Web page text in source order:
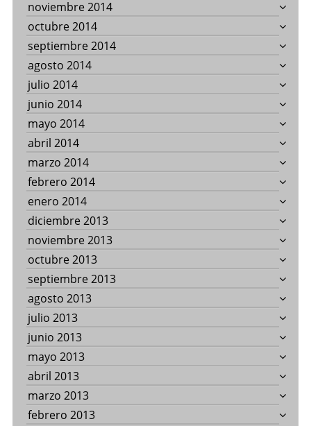
noviembre 2014
octubre 2014
septiembre 2014
agosto 2014
julio 2014
junio 2014
mayo 2014
abril 2014
marzo 2014
febrero 2014
enero 2014
diciembre 2013
noviembre 2013
octubre 2013
septiembre 2013
agosto 2013
julio 2013
junio 2013
mayo 2013
abril 2013
marzo 2013
febrero 2013